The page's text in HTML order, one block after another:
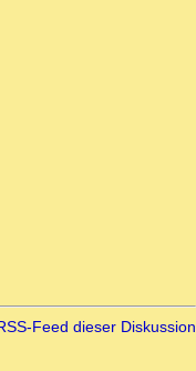
Feed dieser Diskussion